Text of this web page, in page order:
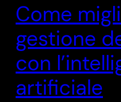
Come
gestione
con
artificiale